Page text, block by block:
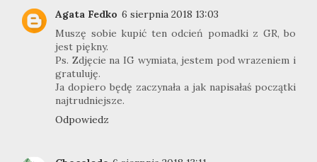
Agata Fedko 6 sierpnia 2018 13:03
Muszę sobie kupić ten odcień pomadki z GR, bo
jest piękny.
Ps. Zdjęcie na IG wymiata, jestem pod wrazeniem i
gratuluję.
Ja dopiero będę zaczynała a jak napisałaś początki
najtrudniejsze.
Odpowiedz